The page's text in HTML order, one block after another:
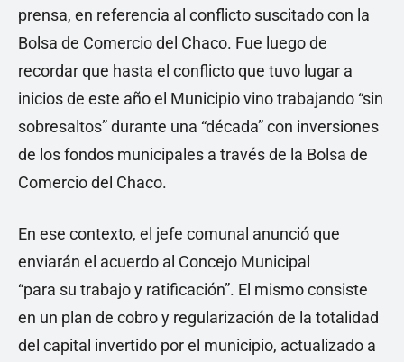
prensa, en referencia al conflicto suscitado con la
Bolsa de Comercio del Chaco. Fue luego de
recordar que hasta el conflicto que tuvo lugar a
inicios de este año el Municipio vino trabajando “sin
sobresaltos” durante una “década” con inversiones
de los fondos municipales a través de la Bolsa de
Comercio del Chaco.
En ese contexto, el jefe comunal anunció que
enviarán el acuerdo al Concejo Municipal
“para su trabajo y ratificación”. El mismo consiste
en un plan de cobro y regularización de la totalidad
del capital invertido por el municipio, actualizado a